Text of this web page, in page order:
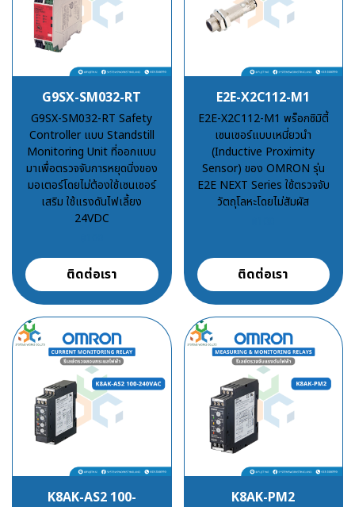
G9SX-SM032-RT
G9SX-SM032-RT Safety
Controller แบบ Standstill
Monitoring Unit ที่ออกแบบ
มาเพื่อตรวจจับการหยุดนิ่งของ
มอเตอร์โดยไม่ต้องใช้เซนเซอร์
เสริม ใช้แรงดันไฟเลี้ยง
24VDC
ติดต่อเรา
E2E-X2C112-M1
E2E-X2C112-M1 พร็อกซิมิตี้
เซนเซอร์แบบเหนี่ยวนำ
(Inductive Proximity
Sensor) ของ OMRON รุ่น
E2E NEXT Series ใช้ตรวจจับ
วัตถุโลหะโดยไม่สัมผัส
ติดต่อเรา
K8AK-AS2 100-
K8AK-PM2